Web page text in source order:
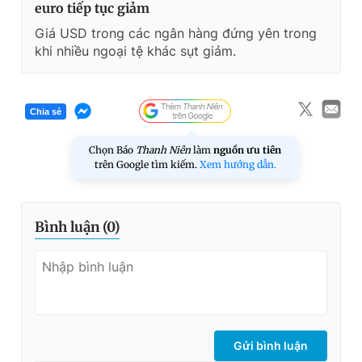
euro tiếp tục giảm
Giá USD trong các ngân hàng đứng yên trong
khi nhiều ngoại tệ khác sụt giảm.
Chia sẻ
Chọn Báo Thanh Niên làm nguồn ưu tiên
trên Google tìm kiếm. Xem hướng dẫn.
Bình luận (0)
Gửi bình luận